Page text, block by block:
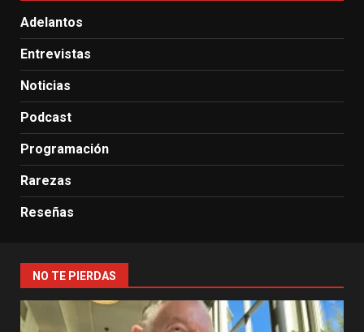
Adelantos
Entrevistas
Noticias
Podcast
Programación
Rarezas
Reseñas
NO TE PIERDAS